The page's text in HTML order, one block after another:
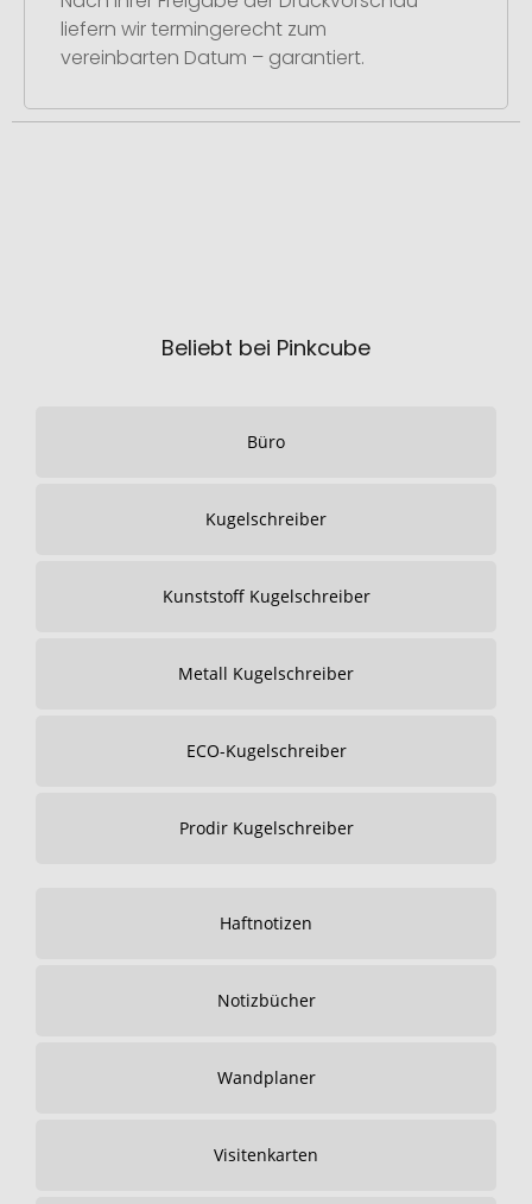
liefern wir termingerecht zum
vereinbarten Datum – garantiert.
Beliebt bei Pinkcube
Büro
Kugelschreiber
Kunststoff Kugelschreiber
Metall Kugelschreiber
ECO-Kugelschreiber
Prodir Kugelschreiber
Haftnotizen
Notizbücher
Wandplaner
Visitenkarten